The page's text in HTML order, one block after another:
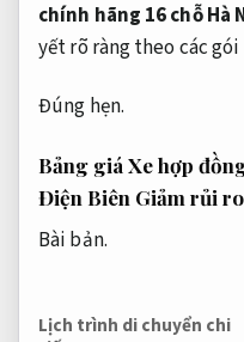
chính hãng 16 chỗ Hà
yết rõ ràng theo các
Đúng hẹn.
Bảng giá Xe hợp
Điện Biên Giảm rủi
Bài bản.
Lịch trình di chuyển chi